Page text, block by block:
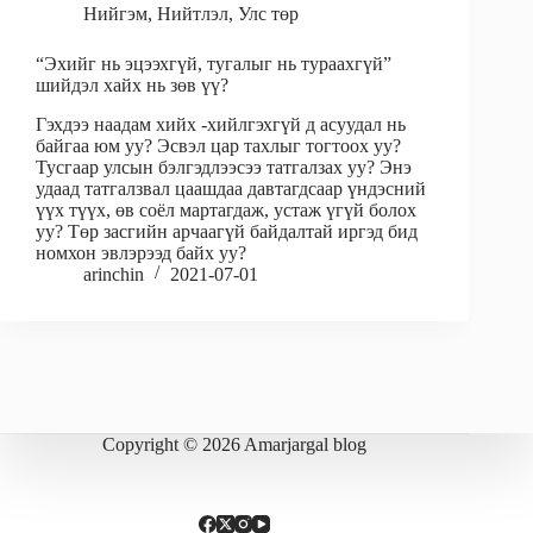
Нийгэм, Нийтлэл, Улс төр
“Эхийг нь эцээхгүй, тугалыг нь тураахгүй”
шийдэл хайх нь зөв үү?
Гэхдээ наадам хийх -хийлгэхгүй д асуудал нь
байгаа юм уу? Эсвэл цар тахлыг тогтоох уу?
Тусгаар улсын бэлгэдлээсээ татгалзах уу? Энэ
удаад татгалзвал цаашдаа давтагдсаар үндэсний
үүх түүх, өв соёл мартагдаж, устаж үгүй болох
уу? Төр засгийн арчаагүй байдалтай иргэд бид
номхон эвлэрээд байх уу?
arinchin
2021-07-01
Copyright © 2026 Amarjargal blog